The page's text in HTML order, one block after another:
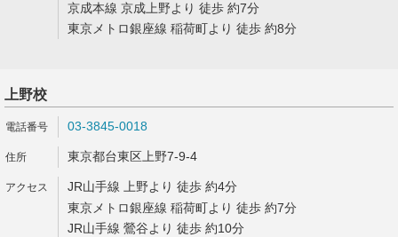
京成本線 京成上野より 徒歩 約7分
東京メトロ銀座線 稲荷町より 徒歩 約8分
上野校
03-3845-0018
東京都台東区上野7-9-4
JR山手線 上野より 徒歩 約4分
東京メトロ銀座線 稲荷町より 徒歩 約7分
JR山手線 鶯谷より 徒歩 約10分